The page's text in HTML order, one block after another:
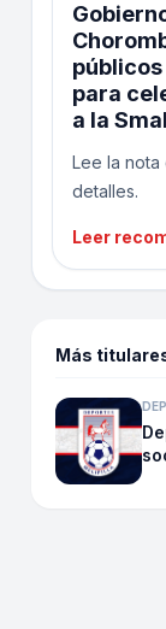
para
a la
Lee la
detalles.
Leer
Más